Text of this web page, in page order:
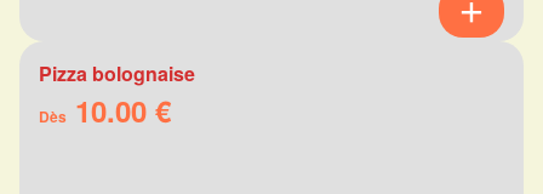
Pizza bolognaise
Dès 10.00 €